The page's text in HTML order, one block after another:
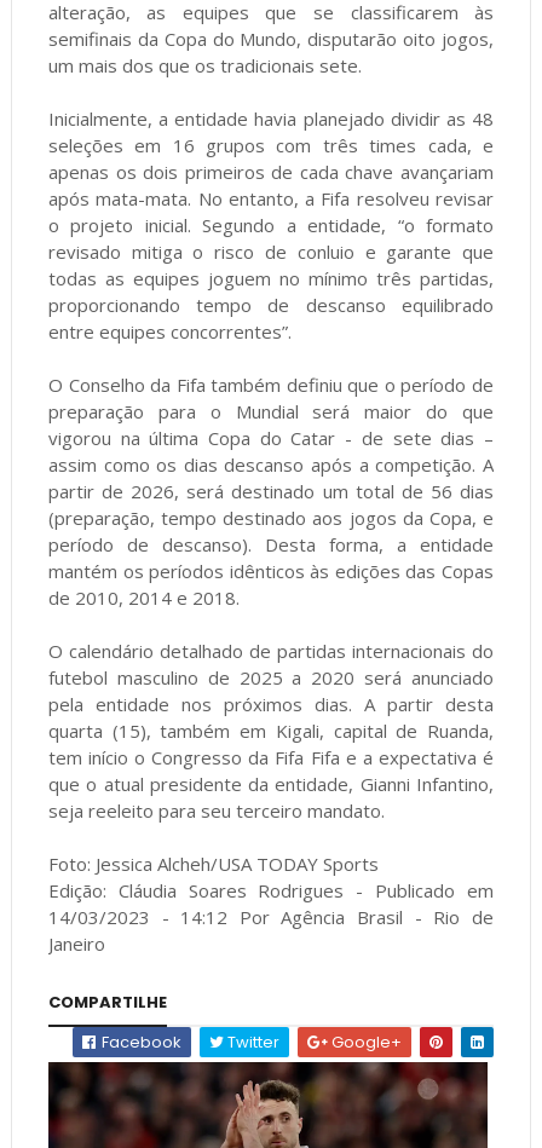
alteração, as equipes que se classificarem às
semifinais da Copa do Mundo, disputarão oito jogos,
um mais dos que os tradicionais sete.
Inicialmente, a entidade havia planejado dividir as 48
seleções em 16 grupos com três times cada, e
apenas os dois primeiros de cada chave avançariam
após mata-mata. No entanto, a Fifa resolveu revisar
o projeto inicial. Segundo a entidade, “o formato
revisado mitiga o risco de conluio e garante que
todas as equipes joguem no mínimo três partidas,
proporcionando tempo de descanso equilibrado
entre equipes concorrentes”.
O Conselho da Fifa também definiu que o período de
preparação para o Mundial será maior do que
vigorou na última Copa do Catar - de sete dias –
assim como os dias descanso após a competição. A
partir de 2026, será destinado um total de 56 dias
(preparação, tempo destinado aos jogos da Copa, e
período de descanso). Desta forma, a entidade
mantém os períodos idênticos às edições das Copas
de 2010, 2014 e 2018.
O calendário detalhado de partidas internacionais do
futebol masculino de 2025 a 2020 será anunciado
pela entidade nos próximos dias. A partir desta
quarta (15), também em Kigali, capital de Ruanda,
tem início o Congresso da Fifa Fifa e a expectativa é
que o atual presidente da entidade, Gianni Infantino,
seja reeleito para seu terceiro mandato.
Foto: Jessica Alcheh/USA TODAY Sports
Edição: Cláudia Soares Rodrigues - Publicado em
14/03/2023 - 14:12 Por Agência Brasil - Rio de
Janeiro
COMPARTILHE
Facebook
Twitter Google+